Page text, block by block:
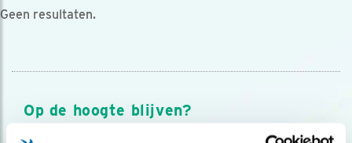
Geen resultaten.
Op de hoogte blijven?
Meld je aan en ontvang nieuws, inspiratie, acties en tips